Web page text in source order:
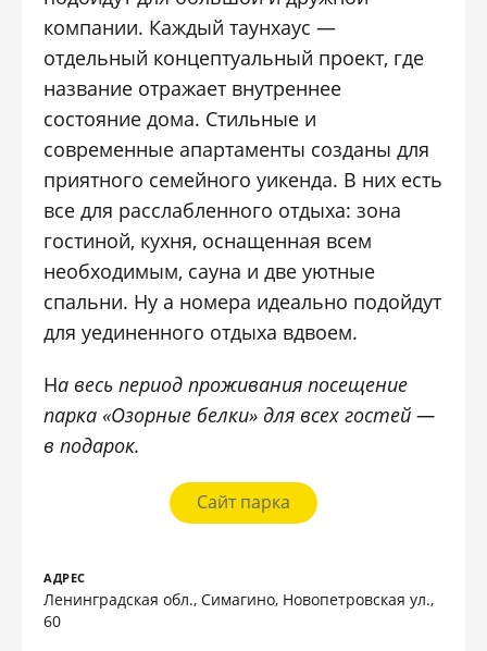
компании. Каждый таунхаус —
отдельный концептуальный проект, где
название отражает внутреннее
состояние дома. Стильные и
современные апартаменты созданы для
приятного семейного уикенда. В них есть
все для расслабленного отдыха: зона
гостиной, кухня, оснащенная всем
необходимым, сауна и две уютные
спальни. Ну а номера идеально подойдут
для уединенного отдыха вдвоем.
На весь период проживания посещение
парка «Озорные белки» для всех гостей —
в подарок.
Сайт парка
АДРЕС
Ленинградская обл., Симагино, Новопетровская ул.,
60